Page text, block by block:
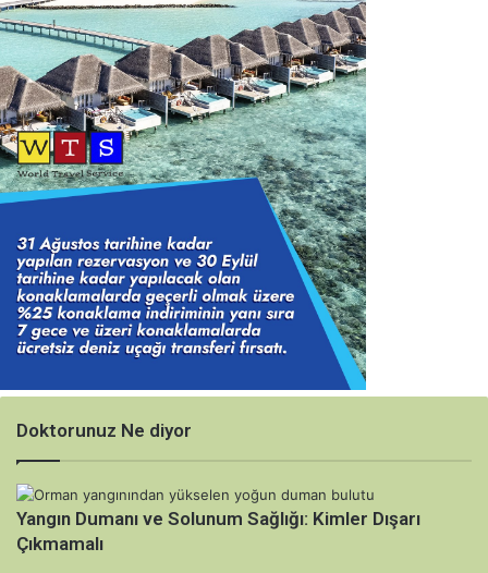
Doktorunuz Ne diyor
Yangın Dumanı ve Solunum Sağlığı: Kimler Dışarı
Çıkmamalı